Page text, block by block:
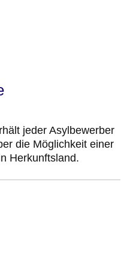
jeder Asylbewerber
die Möglichkeit einer
Herkunftsland.